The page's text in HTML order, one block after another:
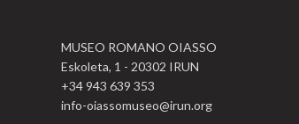
MUSEO ROMANO OIASSO
Eskoleta, 1 - 20302 IRUN
+34 943 639 353
info-oiassomuseo@irun.org